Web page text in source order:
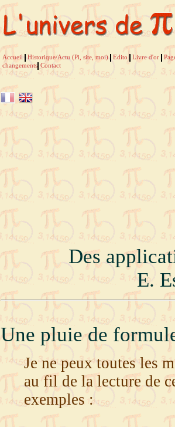
Accueil Historique/Actu (Pi, site, moi) Edito Livre d'or
changements Contact
Des
E.
Une pluie de
Je ne peux toutes les
au fil de la lecture de
exemples :